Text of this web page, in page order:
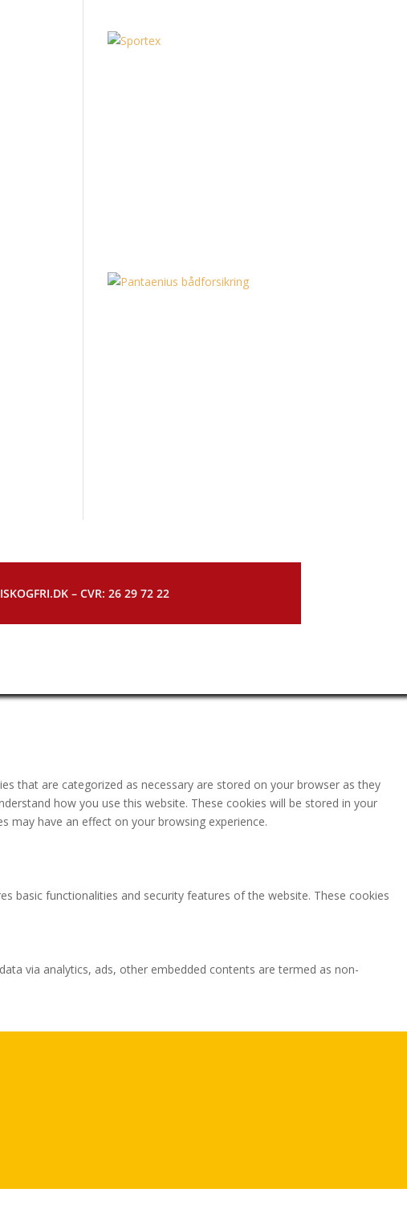
– CVR: 26 29 72 22
that are categorized as necessary are stored on your browser as they
how you use this website. These cookies will be stored in your
have an effect on your browsing experience.
basic functionalities and security features of the website. These cookies
via analytics, ads, other embedded contents are termed as non-